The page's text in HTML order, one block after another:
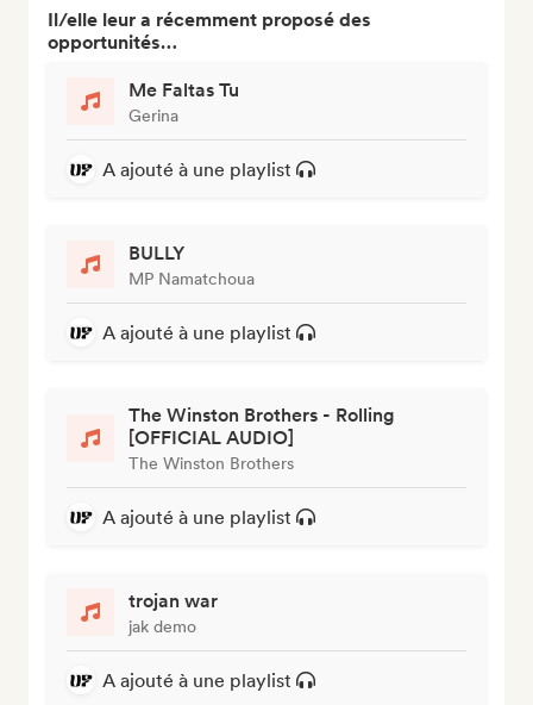
Il/elle leur a récemment proposé des
opportunités…
Me Faltas Tu
Gerina
A ajouté à une playlist
BULLY
MP Namatchoua
A ajouté à une playlist
The Winston Brothers - Rolling
[OFFICIAL AUDIO]
The Winston Brothers
A ajouté à une playlist
trojan war
jak demo
A ajouté à une playlist